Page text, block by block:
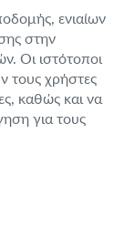
ενιαίων
στην
Οι ιστότοποι
τους χρήστες
καθώς και να
για τους